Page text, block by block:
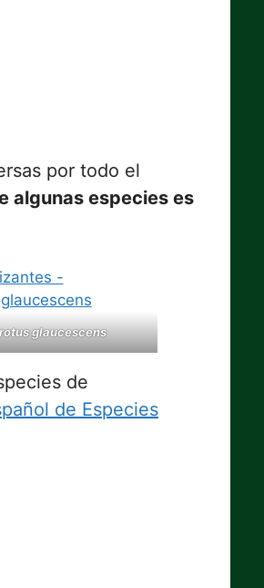
por todo el
algunas especies es
glaucescens
de
de Especies